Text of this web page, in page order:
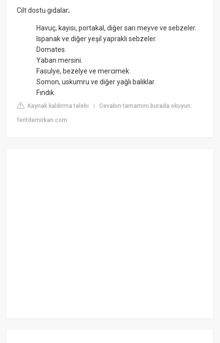
Cilt dostu gıdalar;
Havuç, kayısı, portakal, diğer sarı meyve ve sebzeler.
Ispanak ve diğer yeşil yapraklı sebzeler.
Domates.
Yaban mersini.
Fasulye, bezelye ve mercimek.
Somon, uskumru ve diğer yağlı balıklar.
Fındık.
Kaynak kaldırma talebi |Cevabın tamamını burada okuyun:
feritdemirkan.com